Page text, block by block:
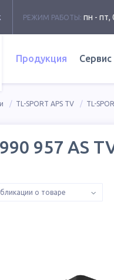
РЕЖИМ РАБОТЫ: пн - пт,
Продукция Сервис
TL-SPORT APS TV TL-
957 AS
о товаре